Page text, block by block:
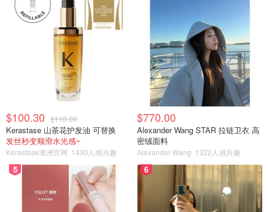
$100.30 $118.00
Kerastase 山茶花护发油 可替换
发丝秒变顺滑水光感~
Kerastase澳洲官网 1430人感兴趣
$770.00
Alexander Wang STAR 拉链卫衣 高
密绒面料
Alexander Wang 1322人感兴趣
5 6